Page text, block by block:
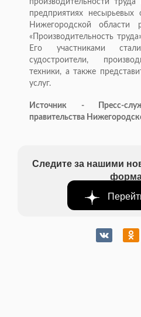
производительности
предприятиях несырьевых
Нижегородской области
«Производительность
Его участниками стали
судостроители,
техники, а также
услуг.
Источник - Пресс-
правительства
Следите за нашими